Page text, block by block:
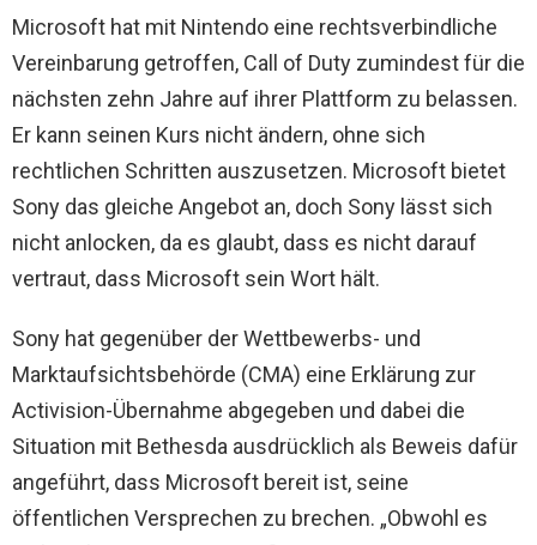
Microsoft hat mit Nintendo eine rechtsverbindliche
Vereinbarung getroffen, Call of Duty zumindest für die
nächsten zehn Jahre auf ihrer Plattform zu belassen.
Er kann seinen Kurs nicht ändern, ohne sich
rechtlichen Schritten auszusetzen. Microsoft bietet
Sony das gleiche Angebot an, doch Sony lässt sich
nicht anlocken, da es glaubt, dass es nicht darauf
vertraut, dass Microsoft sein Wort hält.
Sony hat gegenüber der Wettbewerbs- und
Marktaufsichtsbehörde (CMA) eine Erklärung zur
Activision-Übernahme abgegeben und dabei die
Situation mit Bethesda ausdrücklich als Beweis dafür
angeführt, dass Microsoft bereit ist, seine
öffentlichen Versprechen zu brechen. „Obwohl es